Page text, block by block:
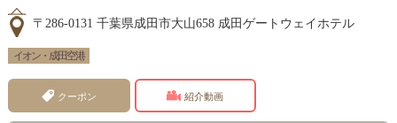
〒286-0131 千葉県成田市大山658 成田ゲートウェイホテル
イオン・成田空港
クーポン 紹介動画